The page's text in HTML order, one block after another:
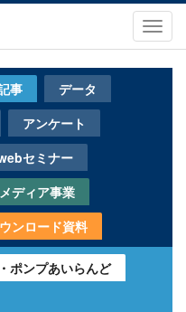
事
データ
アンケート
セミナー
メディア事業
ンロード資料
ポンプあいらんど